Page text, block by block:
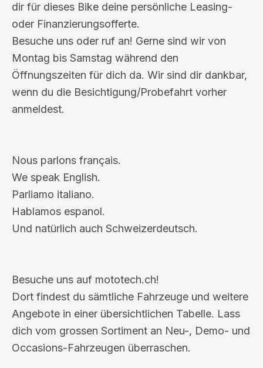
dir für dieses Bike deine persönliche Leasing-
oder Finanzierungsofferte.
Besuche uns oder ruf an! Gerne sind wir von
Montag bis Samstag während den
Öffnungszeiten für dich da. Wir sind dir dankbar,
wenn du die Besichtigung/Probefahrt vorher
anmeldest.
Nous parlons français.
We speak English.
Parliamo italiano.
Hablamos espanol.
Und natürlich auch Schweizerdeutsch.
Besuche uns auf mototech.ch!
Dort findest du sämtliche Fahrzeuge und weitere
Angebote in einer übersichtlichen Tabelle. Lass
dich vom grossen Sortiment an Neu-, Demo- und
Occasions-Fahrzeugen überraschen.